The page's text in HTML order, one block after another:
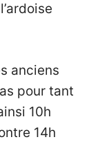
anciens
pour tant
10h
14h